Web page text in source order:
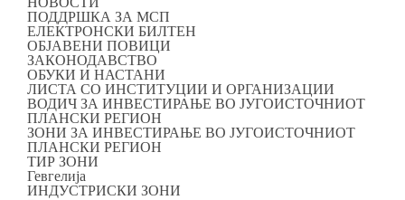
ПОДДРШКА ЗА МСП
ЕЛЕКТРОНСКИ БИЛТЕН
ОБЈАВЕНИ ПОВИЦИ
ЗАКОНОДАВСТВО
ОБУКИ И НАСТАНИ
ЛИСТА СО ИНСТИТУЦИИ И ОРГАНИЗАЦИИ
ВОДИЧ ЗА ИНВЕСТИРАЊЕ ВО ЈУГОИСТОЧНИОТ
ПЛАНСКИ РЕГИОН
ЗОНИ ЗА ИНВЕСТИРАЊЕ ВО ЈУГОИСТОЧНИОТ
ПЛАНСКИ РЕГИОН
ТИР ЗОНИ
Гевгелија
ИНДУСТРИСКИ ЗОНИ